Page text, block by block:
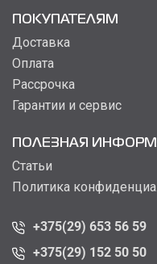
ПОКУПАТЕЛЯМ
Доставка
Оплата
Рассрочка
Гарантии и сервис
ПОЛЕЗНАЯ
Статьи
Политика
+375(29) 653 56 59
+375(29) 152 50 50